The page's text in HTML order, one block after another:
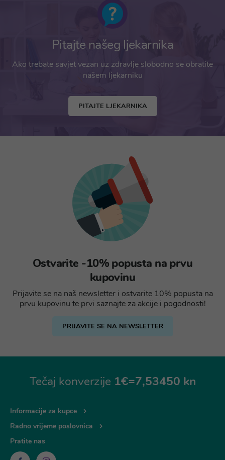
Pitajte našeg ljekarnika
Ako trebate savjet vezan uz zdravlje slobodno se obratite
našem ljekarniku
PITAJTE LJEKARNIKA
Ostvarite -10% popusta na prvu
kupovinu
Prijavite se na naš newsletter i ostvarite 10% popusta na
prvu kupovinu te prvi saznajte za akcije i pogodnosti!
PRIJAVITE SE NA NEWSLETTER
Tečaj konverzije 1€=7,53450 kn
Informacije za kupce
Radno vrijeme poslovnica
Pratite nas